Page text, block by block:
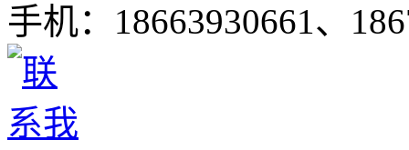
手机：18663930661、